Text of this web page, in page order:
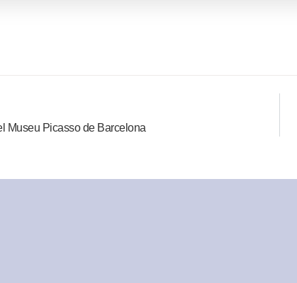
Museu Picasso de Barcelona